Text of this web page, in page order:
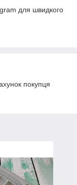
для швидкого
покупця